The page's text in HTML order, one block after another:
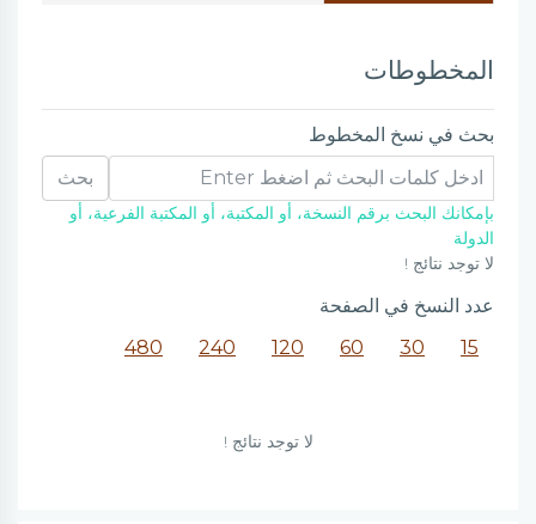
المخطوطات
بحث في نسخ المخطوط
بحث
بإمكانك البحث برقم النسخة، أو المكتبة، أو المكتبة الفرعية، أو
الدولة
لا توجد نتائج !
عدد النسخ في الصفحة
15
30
60
120
240
480
لا توجد نتائج !